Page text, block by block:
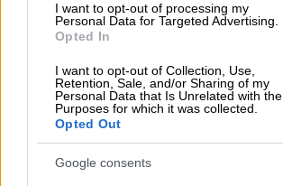
I want to opt-out of processing my
Personal Data for Targeted Advertising.
Opted In
I want to opt-out of Collection, Use,
Retention, Sale, and/or Sharing of my
Personal Data that Is Unrelated with the
Purposes for which it was collected.
Opted Out
Google consents
video